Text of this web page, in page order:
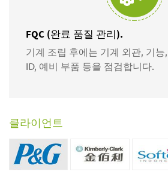
FQC (완료 품질 관리).
기계 조립 후에는 기계 외관, 기
ID, 예비 부품 등을 점검합니다.
클라이언트